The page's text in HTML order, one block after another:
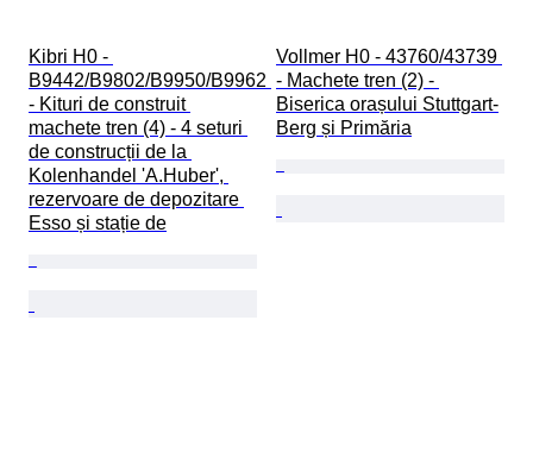
Kibri H0 -
B9442/B9802/B9950/B9962
- Kituri de construit
machete tren (4) - 4 seturi
de construcții de la
Kolenhandel 'A.Huber',
rezervoare de depozitare
Esso și stație de
Vollmer H0 - 43760/43739
- Machete tren (2) -
Biserica orașului Stuttgart-
Berg și Primăria